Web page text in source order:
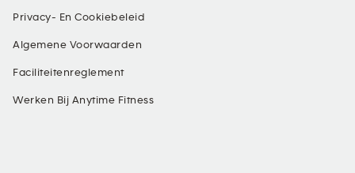
Privacy- En Cookiebeleid
Algemene Voorwaarden
Faciliteitenreglement
Werken Bij Anytime Fitness